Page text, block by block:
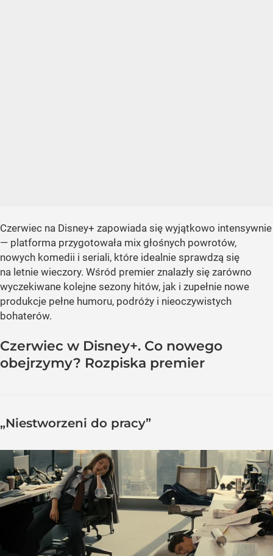
Czerwiec na Disney+ zapowiada się wyjątkowo intensywnie
— platforma przygotowała mix głośnych powrotów,
nowych komedii i seriali, które idealnie sprawdzą się
na letnie wieczory. Wśród premier znalazły się zarówno
wyczekiwane kolejne sezony hitów, jak i zupełnie nowe
produkcje pełne humoru, podróży i nieoczywistych
bohaterów.
Czerwiec w Disney+. Co nowego
obejrzymy? Rozpiska premier
„Niestworzeni do pracy”